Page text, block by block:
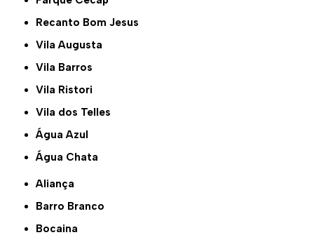
Recanto Bom Jesus
Vila Augusta
Vila Barros
Vila Ristori
Vila dos Telles
Água Azul
Água Chata
Aliança
Barro Branco
Bocaina